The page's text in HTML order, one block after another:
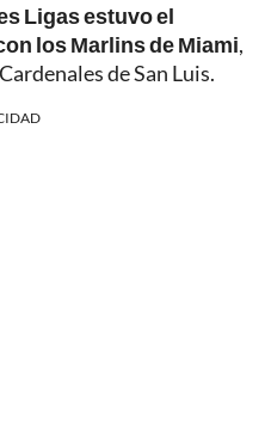
Ligas estuvo el
los Marlins de Miami,
de San Luis.